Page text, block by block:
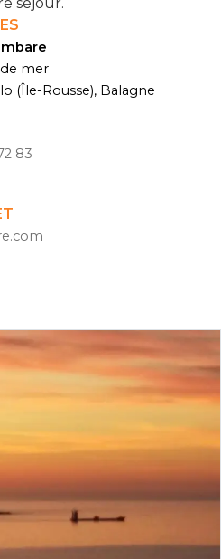
mer
(Île-Rousse), Balagne
83